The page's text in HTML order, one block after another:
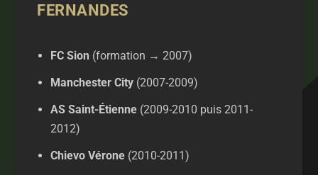
FERNANDES
FC Sion (formation → 2007)
Manchester City(2007-2009)
AS Saint-Étienne(2009-2010 puis 2011-
2012)
Chievo Vérone(2010-2011)